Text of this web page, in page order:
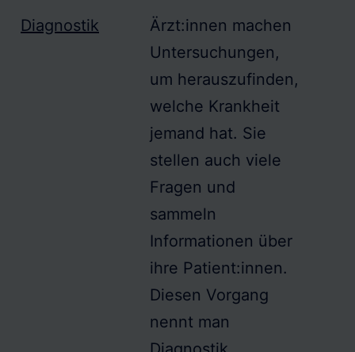
Diagnostik
Ärzt:innen machen
Untersuchungen,
um herauszufinden,
welche Krankheit
jemand hat. Sie
stellen auch viele
Fragen und
sammeln
Informationen über
ihre Patient:innen.
Diesen Vorgang
nennt man